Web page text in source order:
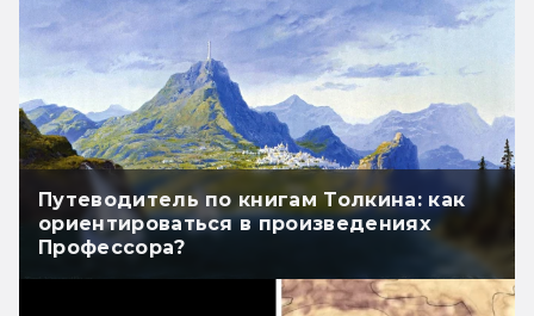
Путеводитель по книгам Толкина: как
ориентироваться в произведениях
Профессора?